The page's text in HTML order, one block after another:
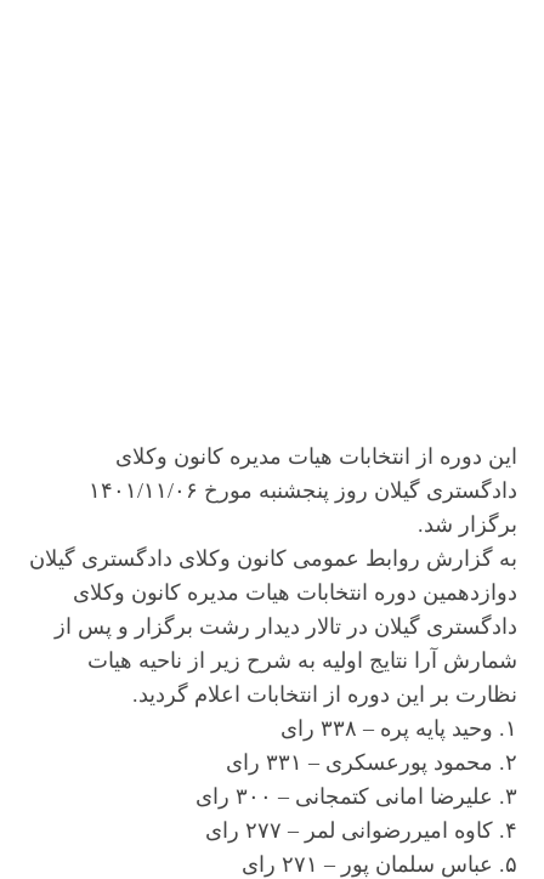
این دوره از انتخابات هیات مدیره کانون وکلای
دادگستری گیلان روز پنجشنبه مورخ ۱۴۰۱/۱۱/۰۶
برگزار شد.
به گزارش روابط عمومی کانون وکلای دادگستری گیلان
دوازدهمین دوره انتخابات هیات مدیره کانون وکلای
دادگستری گیلان در تالار دیدار رشت برگزار و پس از
شمارش آرا نتایج اولیه به شرح زیر از ناحیه هیات
نظارت بر این دوره از انتخابات اعلام گردید.
۱. وحید پایه پره – ۳۳۸ رای
۲. محمود پورعسکری – ۳۳۱ رای
۳. علیرضا امانی کتمجانی – ۳۰۰ رای
۴. کاوه امیررضوانی لمر – ۲۷۷ رای
۵. عباس سلمان پور – ۲۷۱ رای